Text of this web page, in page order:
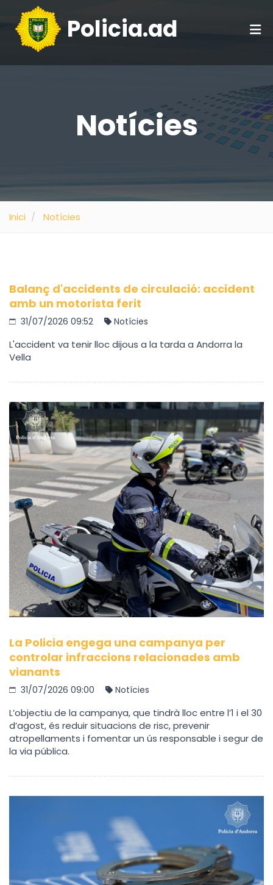
Policia.ad
Notícies
Inici Notícies
Balanç d'accidents de circulació: accident
amb un motorista ferit
31/07/2026 09:52 Notícies
L'accident va tenir lloc dijous a la tarda a Andorra la
Vella
La Policia engega una campanya per
controlar infraccions relacionades amb
vianants
31/07/2026 09:00 Notícies
L’objectiu de la campanya, que tindrà lloc entre l’1 i el 30
d’agost, és reduir situacions de risc, prevenir
atropellaments i fomentar un ús responsable i segur de
la via pública.